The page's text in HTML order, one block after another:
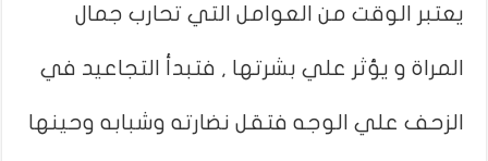
يعتبر الوقت من العوامل التي تحارب جمال
المراة و يؤثر علي بشرتها , فتبدأ التجاعيد في
الزحف علي الوجه فتقل نضارته وشبابه وحينها